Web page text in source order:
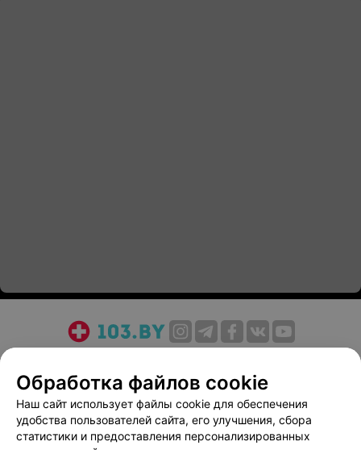
Медицинский маркетинг
Публичный договор
Пользовательское соглашение
Способы оплаты
Вакансии
Партнеры
Написать руководителю 103.by
Обработка файлов cookie
Наш сайт использует файлы cookie для обеспечения
удобства пользователей сайта, его улучшения, сбора
статистики и предоставления персонализированных